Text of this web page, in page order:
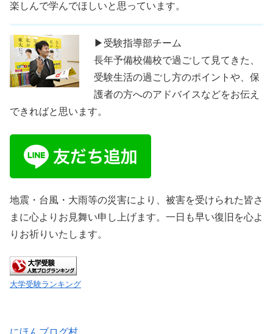
楽しんで学んでほしいと思っています。
▶受験指導部チーム
長年予備校備校で過ごして見てきた、
受験生活の過ごし方のポイントや、保
護者の方へのアドバイスなどをお伝え
できればと思います。
地震・台風・大雨等の災害により、被害を受けられた皆さ
まに心よりお見舞い申し上げます。一日も早い復旧を心よ
りお祈りいたします。
大学受験ランキング
にほんブログ村